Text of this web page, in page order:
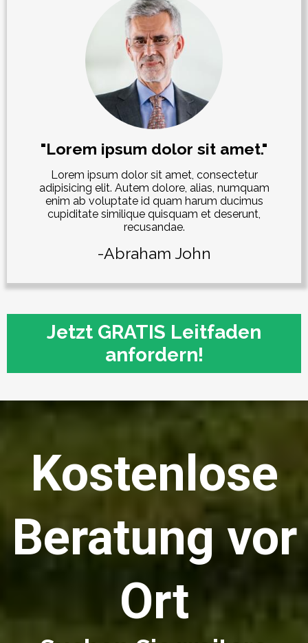
"Lorem ipsum dolor sit amet."
Lorem ipsum dolor sit amet, consectetur
adipisicing elit. Autem dolore, alias, numquam
enim ab voluptate id quam harum ducimus
cupiditate similique quisquam et deserunt,
recusandae.
-Abraham John
Jetzt GRATIS Leitfaden
anfordern!
Kostenlose
Beratung vor
Ort